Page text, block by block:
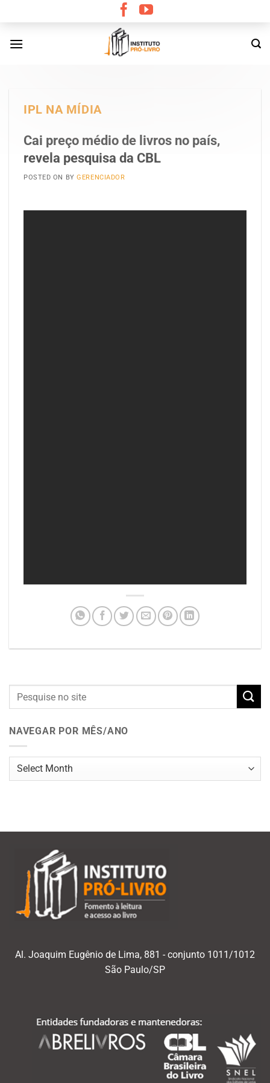
content
IPL NA MÍDIA
Cai preço médio de livros no país,
revela pesquisa da CBL
POSTED ON BYGERENCIADOR
NAVEGAR POR MÊS/ANO
Navegar
Al. Joaquim Eugênio de Lima, 881 - conjunto 1011/1012
São Paulo/SP